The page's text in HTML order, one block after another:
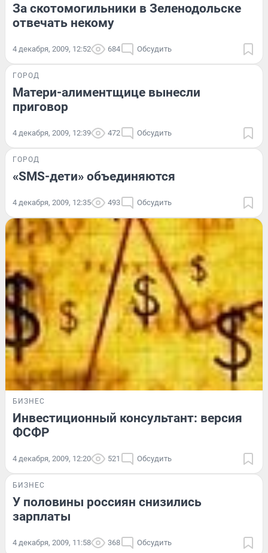
За скотомогильники в Зеленодольске
отвечать некому
4 декабря, 2009, 12:52 684 Обсудить
ГОРОД
Матери-алиментщице вынесли
приговор
4 декабря, 2009, 12:39 472 Обсудить
ГОРОД
«SMS-дети» объединяются
4 декабря, 2009, 12:35 493 Обсудить
БИЗНЕС
Инвестиционный консультант: версия
ФСФР
4 декабря, 2009, 12:20 521 Обсудить
БИЗНЕС
У половины россиян снизились
зарплаты
4 декабря, 2009, 11:58 368 Обсудить